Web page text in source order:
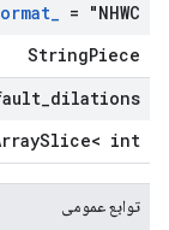
_ = "NHWC"
StringPiece
int >
توابع عمومی